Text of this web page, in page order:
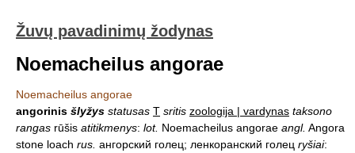
Žuvų pavadinimų žodynas
Noemacheilus angorae
Noemacheilus angorae
angorinis šlyžys statusas T sritis zoologija | vardynas taksono
rangas rūšis atitikmenys: lot. Noemacheilus angorae angl. Angora
stone loach rus. ангорский голец; ленкоранский голец ryšiai: